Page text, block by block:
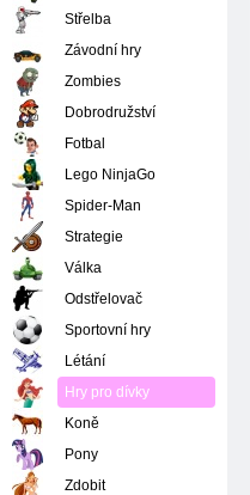
Střelba
Závodní hry
Zombies
Dobrodružství
Fotbal
Lego NinjaGo
Spider-Man
Strategie
Válka
Odstřelovač
Sportovní hry
Létání
Hry pro dívky
Koně
Pony
Zdobit